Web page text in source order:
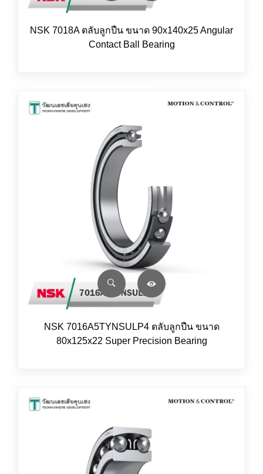
NSK 7018A ตลับลูกปืน ขนาด 90x140x25 Angular
Contact Ball Bearing
NSK 7016A5TYNSULP4 ตลับลูกปืน ขนาด
80x125x22 Super Precision Bearing